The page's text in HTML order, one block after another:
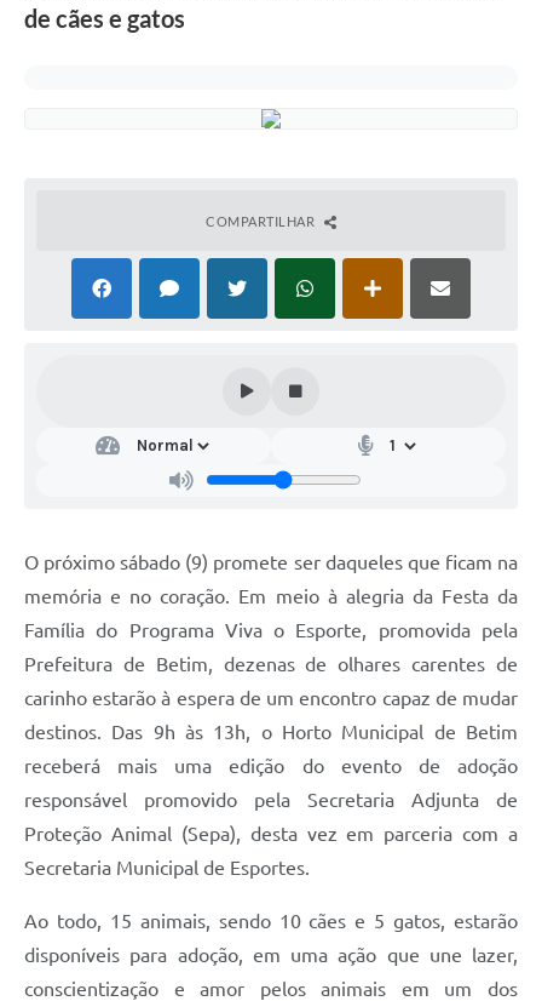
de cães e gatos
COMPARTILHAR
O próximo sábado (9) promete ser daqueles que ficam na
memória e no coração. Em meio à alegria da Festa da
Família do Programa Viva o Esporte, promovida pela
Prefeitura de Betim, dezenas de olhares carentes de
carinho estarão à espera de um encontro capaz de mudar
destinos. Das 9h às 13h, o Horto Municipal de Betim
receberá mais uma edição do evento de adoção
responsável promovido pela Secretaria Adjunta de
Proteção Animal (Sepa), desta vez em parceria com a
Secretaria Municipal de Esportes.
Ao todo, 15 animais, sendo 10 cães e 5 gatos, estarão
disponíveis para adoção, em uma ação que une lazer,
conscientização e amor pelos animais em um dos